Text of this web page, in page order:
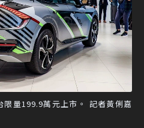
量199.9萬元上市。 記者黃俐嘉